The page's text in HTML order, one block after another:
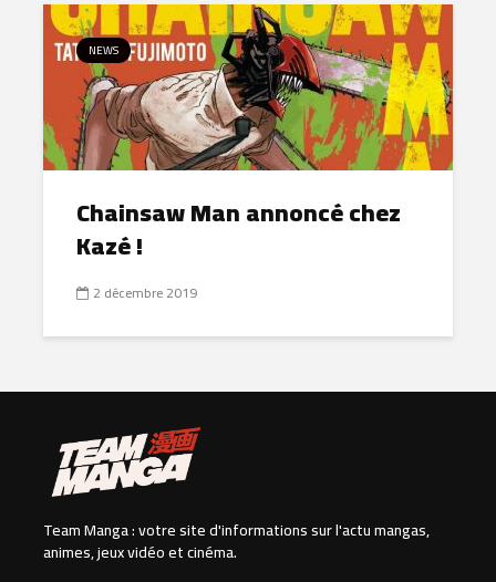
NEWS
Chainsaw Man annoncé chez
Kazé !
2 décembre 2019
Team Manga : votre site d'informations sur l'actu mangas,
animes, jeux vidéo et cinéma.